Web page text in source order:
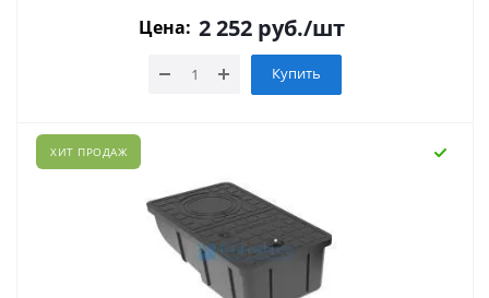
Цена: 2 252 руб./шт
Купить
ХИТ ПРОДАЖ